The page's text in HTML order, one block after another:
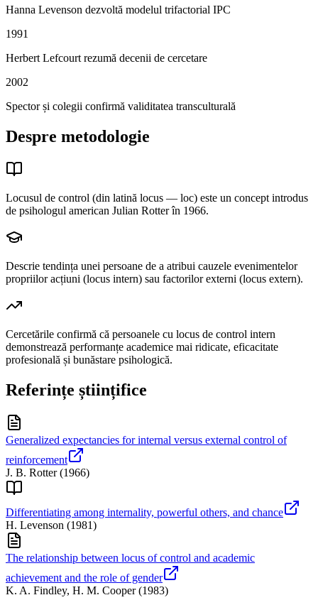
Hanna Levenson dezvoltă modelul trifactorial IPC
1991
Herbert Lefcourt rezumă decenii de cercetare
2002
Spector și colegii confirmă validitatea transculturală
Despre metodologie
Locusul de control (din latină locus — loc) este un concept introdus
de psihologul american Julian Rotter în 1966.
Descrie tendința unei persoane de a atribui cauzele evenimentelor
propriilor acțiuni (locus intern) sau factorilor externi (locus extern).
Cercetările confirmă că persoanele cu locus de control intern
demonstrează performanțe academice mai ridicate, eficacitate
profesională și bunăstare psihologică.
Referințe științifice
Generalized expectancies for internal versus external control of
reinforcement
J. B. Rotter(1966)
Differentiating among internality, powerful others, and chance
H. Levenson (1981)
The relationship between locus of control and academic
achievement and the role of gender
K. A. Findley, H. M. Cooper(1983)